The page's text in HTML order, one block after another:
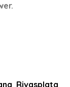
Rivasplata